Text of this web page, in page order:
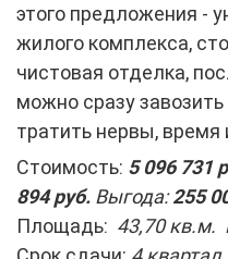
этого предложения -
жилого комплекса,
чистовая отделка,
можно сразу
тратить нервы, время
Стоимость: 5 096 731
894 руб. Выгода:255
Площадь: 43,70 кв.м.